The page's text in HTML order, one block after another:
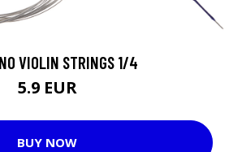
VIOLIN STRINGS 1/4
5.9 EUR
BUY NOW